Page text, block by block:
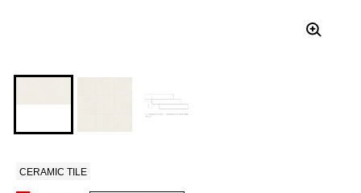
CERAMIC TILE